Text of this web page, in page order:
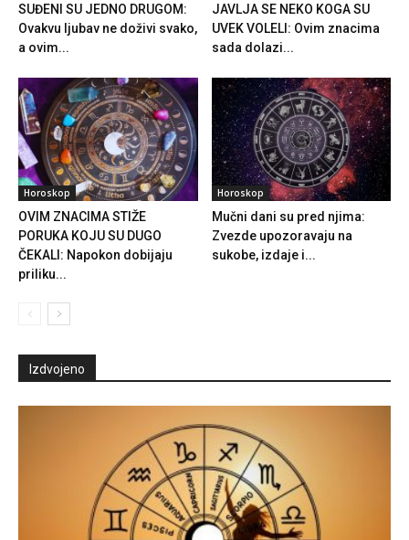
SUĐENI SU JEDNO DRUGOM:
Ovakvu ljubav ne doživi svako,
a ovim...
JAVLJA SE NEKO KOGA SU
UVEK VOLELI: Ovim znacima
sada dolazi...
Horoskop
OVIM ZNACIMA STIŽE
PORUKA KOJU SU DUGO
ČEKALI: Napokon dobijaju
priliku...
Horoskop
Mučni dani su pred njima:
Zvezde upozoravaju na
sukobe, izdaje i...
Izdvojeno